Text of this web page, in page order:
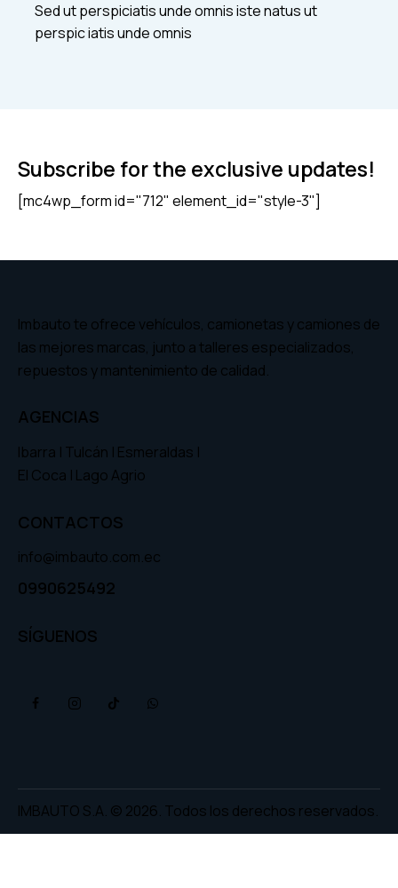
Sed ut perspiciatis unde omnis iste natus ut
perspic iatis unde omnis
Subscribe for the exclusive updates!
[mc4wp_form id="712" element_id="style-3"]
Imbauto te ofrece vehículos, camionetas y camiones de
las mejores marcas, junto a talleres especializados,
repuestos y mantenimiento de calidad.
AGENCIAS
Ibarra | Tulcán | Esmeraldas |
El Coca | Lago Agrio
CONTACTOS
info@imbauto.com.ec
0990625492
SÍGUENOS
IMBAUTO S.A. © 2026. Todos los derechos reservados.